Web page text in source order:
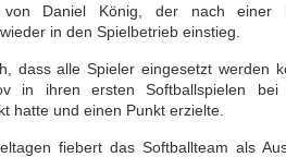
Daniel König, der nach einer
in den Spielbetrieb einstieg.
dass alle Spieler eingesetzt werden
in ihren ersten Softballspielen bei
hatte und einen Punkt erzielte.
fiebert das Softballteam als